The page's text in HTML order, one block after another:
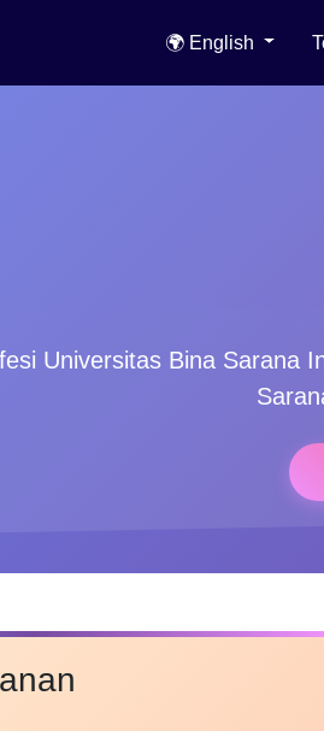
🌍 English
Universitas Bina Sarana